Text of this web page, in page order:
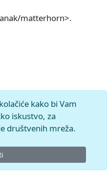
matterhorn>.
kako bi Vam
iskustvo, za
društvenih mreža.
zavodMiroslav Krleža